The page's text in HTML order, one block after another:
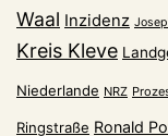
Waal Inzidenz
Kreis Kleve
Niederlande NRZ
Ringstraße Ronald